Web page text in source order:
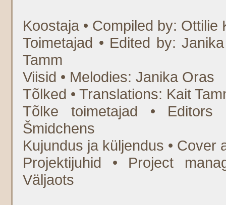
Koostaja • Compiled by: Ottilie
Toimetajad • Edited by:
Tamm
Viisid • Melodies: Janika Oras
Tõlked • Translations: Kait
Tõlke toimetajad •
Šmidchens
Kujundus ja küljendus • Cover
Projektijuhid • Project
Väljaots